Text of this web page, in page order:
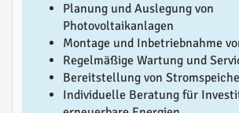
Planung und Auslegung von
Photovoltaikanlagen
Montage und Inbetriebnahme
Regelmäßige Wartung und
Bereitstellung von
Individuelle Beratung für